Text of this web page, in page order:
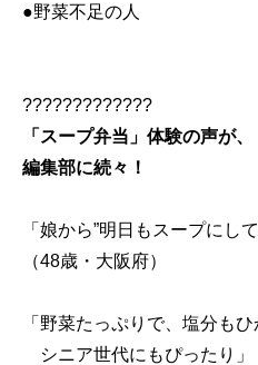
●野菜不足の人
?????????????
「スープ弁当」体験の声が、
編集部に続々！
「娘から”明日もスープにし
（48歳・大阪府）
「野菜たっぷりで、塩分もひ
シニア世代にもぴったり」